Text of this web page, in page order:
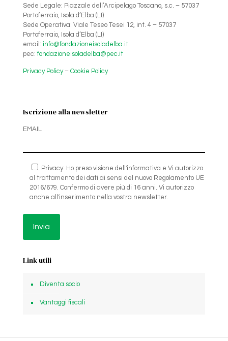
Sede Legale: Piazzale dell’Arcipelago Toscano, s.c. – 57037
Portoferraio, Isola d’Elba (LI)
Sede Operativa: Viale Teseo Tesei 12, int. 4 – 57037
Portoferraio, Isola d’Elba (LI)
email: info@fondazioneisoladelba.it
pec: fondazioneisoladelba@pec.it
Privacy Policy– Cookie Policy
Iscrizione alla newsletter
EMAIL
Privacy: Ho preso visione dell'informativa e Vi autorizzo
al trattamento dei dati ai sensi del nuovo Regolamento UE
2016/679. Confermo di avere più di 16 anni. Vi autorizzo
anche all'inserimento nella vostra newsletter.
Link utili
Diventa socio
Vantaggi fiscali